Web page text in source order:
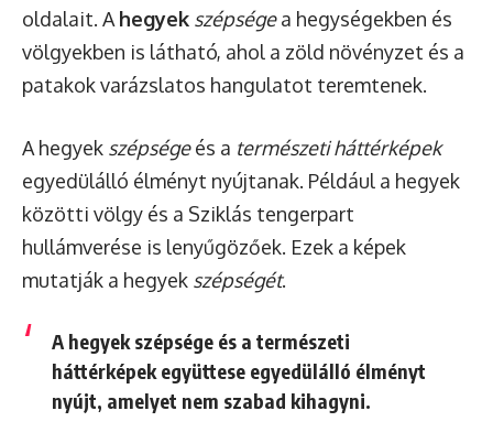
oldalait. A hegyek szépségea hegységekben és
völgyekben is látható, ahol a zöld növényzet és a
patakok varázslatos hangulatot teremtenek.
A hegyek szépségeés a természeti háttérképek
egyedülálló élményt nyújtanak. Például a hegyek
közötti völgy és a Sziklás tengerpart
hullámverése is lenyűgözőek. Ezek a képek
mutatják a hegyek szépségét.
A hegyek szépsége és a természeti
háttérképek együttese egyedülálló élményt
nyújt, amelyet nem szabad kihagyni.